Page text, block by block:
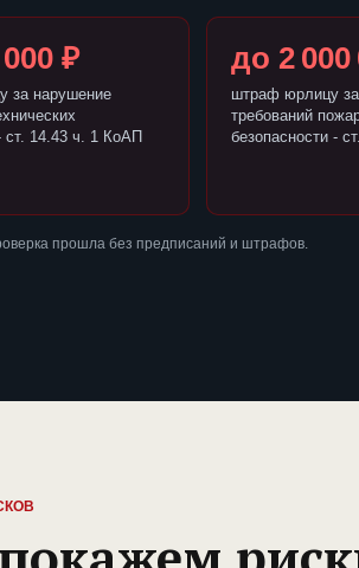
₽
за нарушение
ст. 14.43 ч. 1 КоАП
до 2 000
штраф юрлицу
требований
безопасности -
прошла без предписаний и штрафов.